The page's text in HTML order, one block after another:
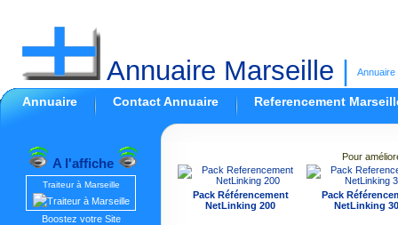
Annuaire Marseille Annuaire
Annuaire Contact Annuaire Referencement
A l'affiche
Traiteur à Marseille
Boostez votre Site
Pour
Pack Référencement
NetLinking 200
Pack
NetLinking